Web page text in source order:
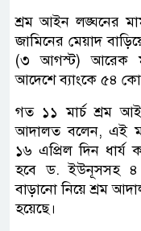
শ্রম আইন লঙ্ঘনের
জামিনের মেয়াদ
(৩ আগস্ট) আরেক
আদেশে ব্যাংকে ৫৪
গত ১১ মার্চ শ্রম
আদালত বলেন, এই
১৬ এপ্রিল দিন ধার্য
হবে ড. ইউনূসসহ ৪
বাড়ানো নিয়ে শ্রম
হয়েছে।